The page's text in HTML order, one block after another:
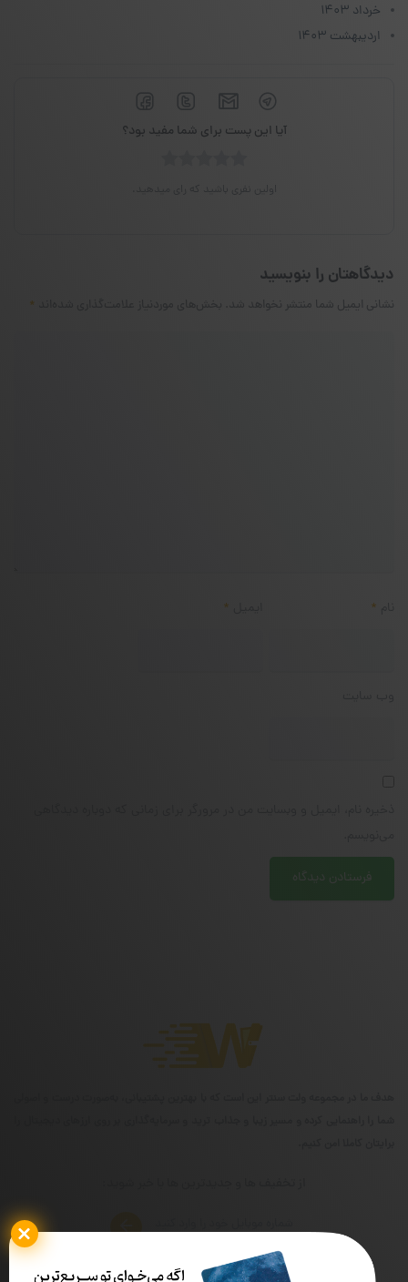
خرداد ۱۴۰۳
اردیبهشت ۱۴۰۳
آیا این پست برای شما مفید بود؟
اولین نفری باشید که رای میدهید.
دیدگاهتان را بنویسید
نشانی ایمیل شما منتشر نخواهد شد. *
*
*